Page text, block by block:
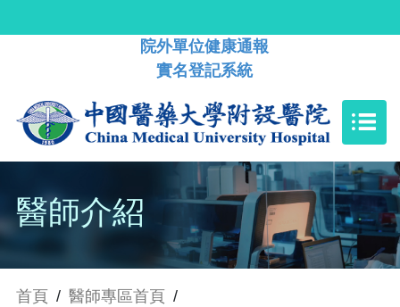
院外單位健康通報
實名登記系統
醫師介紹
首頁 / 醫師專區首頁 /